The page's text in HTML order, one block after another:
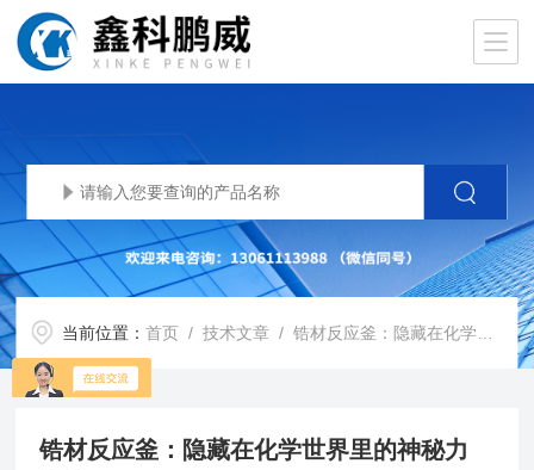
当前位置：首页 /技术文章 / 锆材反应釜：隐藏在化学世界里的神秘力量！
锆材反应釜：隐藏在化学世界里的神秘力